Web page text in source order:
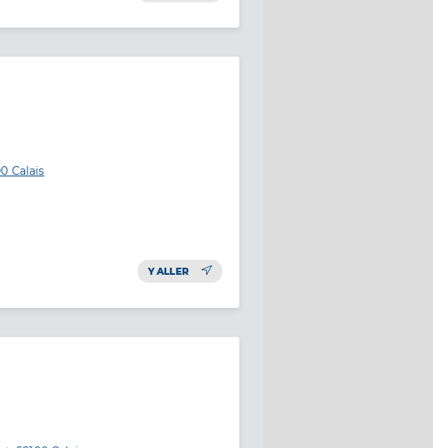
santé
Calais
Y ALLER
santé